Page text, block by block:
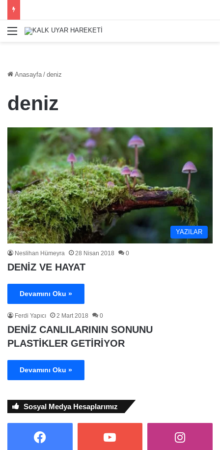
Menü
Anasayfa / deniz
deniz
YAZILAR
Neslihan Hümeyra 28 Nisan 2018 0
DENİZ VE HAYAT
Devamını Oku »
Ferdi Yapıcı 2 Mart 2018 0
DENİZ CANLILARININ SONUNU
PLASTİKLER GETİRİYOR
Devamını Oku »
Sosyal Medya Hesaplarımız